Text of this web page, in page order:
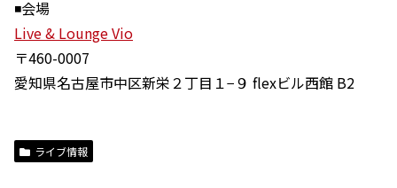
◾️会場
Live & Lounge Vio
〒460-0007
愛知県名古屋市中区新栄２丁目１−９ flexビル西館 B2
ライブ情報